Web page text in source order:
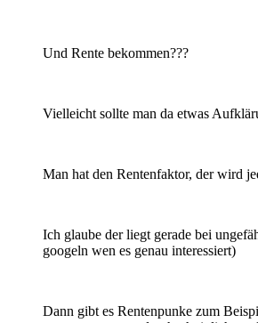
Und Rente bekommen???
Vielleicht sollte man da etwas
Man hat den Rentenfaktor, der wird
Ich glaube der liegt gerade bei
googeln wen es genau interessiert)
Dann gibt es Rentenpunke zum